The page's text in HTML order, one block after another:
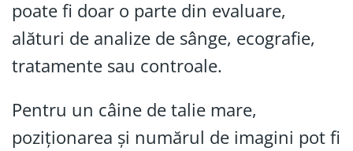
poate fi doar o parte din evaluare,
alături de analize de sânge, ecografie,
tratamente sau controale.
Pentru un câine de talie mare,
poziționarea și numărul de imagini pot fi